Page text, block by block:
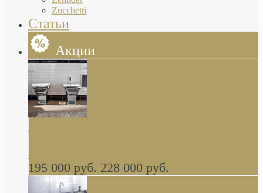
Zucchetti
Статьи
Акции
Butterfly Scarabeo КОМПЛЕКТ санфаянса
глянцевая платина В НАЛИЧИИ
195 000 руб. 228 000 руб.